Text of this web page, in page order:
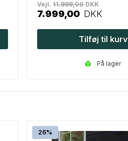
Vejl. 11.999,00 DKK
7.999,00 DKK
Tilføj til kurv
på lager
26%